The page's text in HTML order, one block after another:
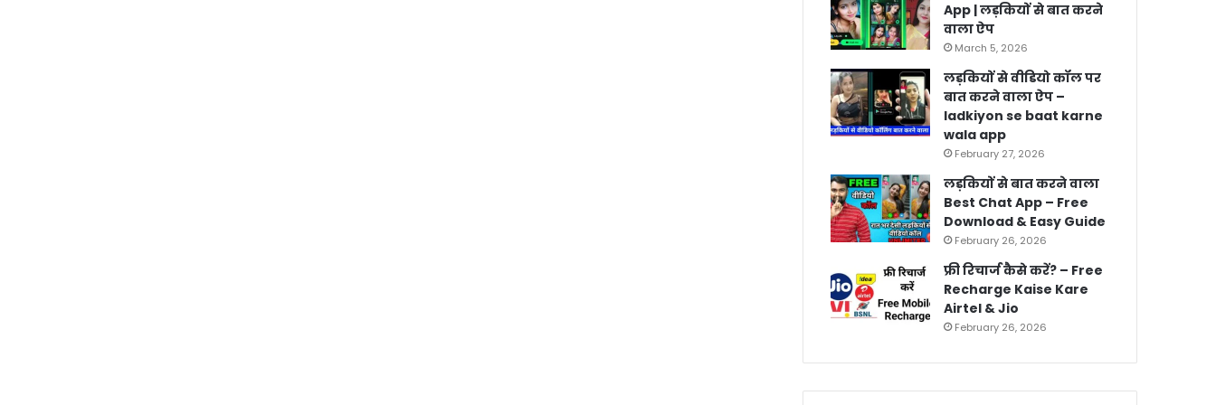
App | लड़कियों से बात करने
वाला ऐप
March 5, 2026
लड़कियों से वीडियो कॉल पर
बात करने वाला ऐप –
ladkiyon se baat karne
wala app
February 27, 2026
लड़कियों से बात करने वाला
Best Chat App – Free
Download & Easy Guide
February 26, 2026
फ्री रिचार्ज कैसे करें? – Free
Recharge Kaise Kare
Airtel & Jio
February 26, 2026